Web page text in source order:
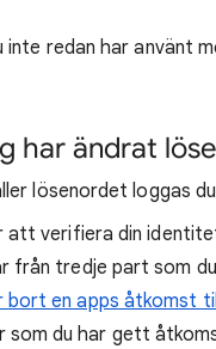
inte redan har använt
har ändrat
lösenordet loggas
att verifiera din
från tredje part som
bort en apps åtkomst
som du har gett